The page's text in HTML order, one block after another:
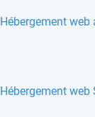
Hébergement web
Hébergement web